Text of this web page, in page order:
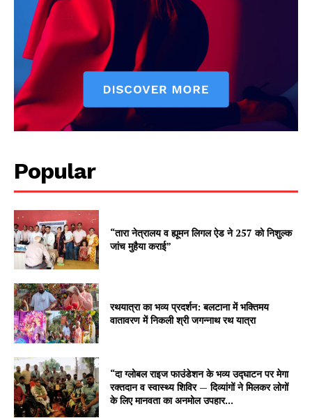
Popular
“तारा नेत्रालय व ह्यूमन लिगल ऐड ने 257 को निशुल्क
जांच मुहैया कराई”
रथयात्रा का भव्य प्रदर्शन: बलटाना में भक्तिमय
वातावरण में निकली श्री जगन्नाथ रथ यात्रा
“दा ग्लोबल राइज फाउंडेशन के भव्य उद्घाटन पर मेगा
रक्तदान व स्वास्थ्य शिविर — दिव्यांगों ने मिलकर लोगों
के लिए मानवता का अनमोल उपहार...